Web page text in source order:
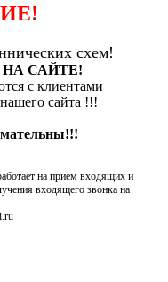
схем!
САЙТЕ!
с клиентами
сайта !!!
на прием входящих и
входящего звонка на